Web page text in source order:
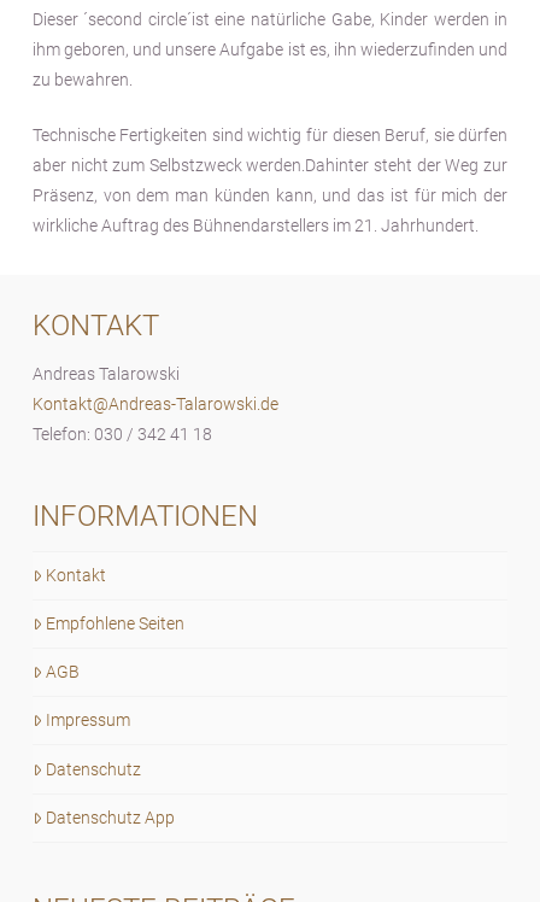
Dieser ´second circle´ist eine natürliche Gabe, Kinder werden in
ihm geboren, und unsere Aufgabe ist es, ihn wiederzufinden und
zu bewahren.
Technische Fertigkeiten sind wichtig für diesen Beruf, sie dürfen
aber nicht zum Selbstzweck werden.Dahinter steht der Weg zur
Präsenz, von dem man künden kann, und das ist für mich der
wirkliche Auftrag des Bühnendarstellers im 21. Jahrhundert.
KONTAKT
Andreas Talarowski
Kontakt@Andreas-Talarowski.de
Telefon: 030 / 342 41 18
INFORMATIONEN
Kontakt
Empfohlene Seiten
AGB
Impressum
Datenschutz
Datenschutz App